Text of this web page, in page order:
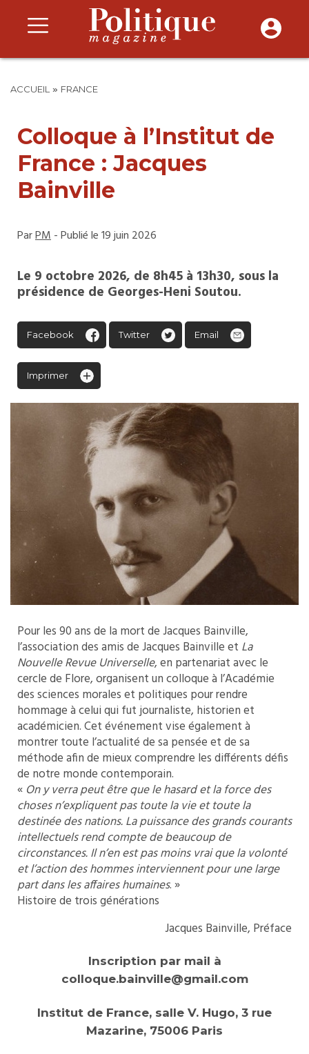
ACCUEIL » FRANCE
Colloque à l’Institut de
France : Jacques
Bainville
ParPM- Publié le 19 juin 2026
Le 9 octobre 2026, de 8h45 à 13h30, sous la
présidence de Georges-Heni Soutou.
Facebook Twitter Email
Imprimer
Pour les 90 ans de la mort de Jacques Bainville,
l’association des amis de Jacques Bainville et La
Nouvelle Revue Universelle, en partenariat avec le
cercle de Flore, organisent un colloque à l’Académie
des sciences morales et politiques pour rendre
hommage à celui qui fut journaliste, historien et
académicien. Cet événement vise également à
montrer toute l’actualité de sa pensée et de sa
méthode afin de mieux comprendre les différents défis
de notre monde contemporain.
« On y verra peut être que le hasard et la force des
choses n’expliquent pas toute la vie et toute la
destinée des nations. La puissance des grands courants
intellectuels rend compte de beaucoup de
circonstances. Il n’en est pas moins vrai que la volonté
et l’action des hommes interviennent pour une large
part dans les affaires humaines. »
Histoire de trois générations
Jacques Bainville, Préface
Inscription par mail à
colloque.bainville@gmail.com
Institut de France, salle V. Hugo, 3 rue
Mazarine, 75006 Paris